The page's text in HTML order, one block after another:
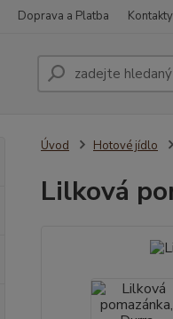
Doprava a Platba Kontakty
Úvod Hotové jídlo
Lilková